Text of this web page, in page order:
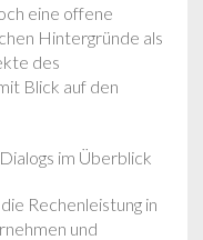
eine offene
Hintergründe als
des
Blick auf den
im Überblick
Rechenleistung in
und